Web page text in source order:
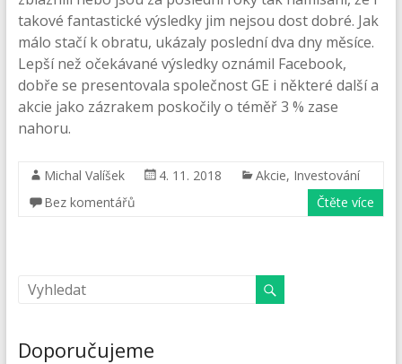
takové fantastické výsledky jim nejsou dost dobré. Jak
málo stačí k obratu, ukázaly poslední dva dny měsíce.
Lepší než očekávané výsledky oznámil Facebook,
dobře se presentovala společnost GE i některé další a
akcie jako zázrakem poskočily o téměř 3 % zase
nahoru.
Michal Valíšek 4. 11. 2018 Akcie, Investování
Bez komentářů
Čtěte více
Doporučujeme